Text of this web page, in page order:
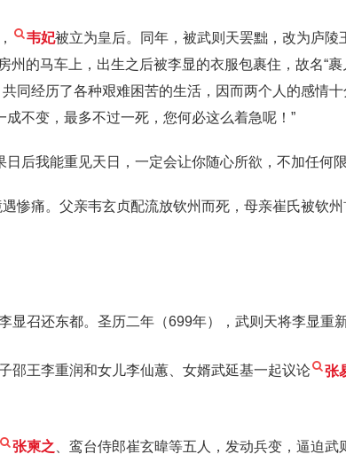
韦妃被立为皇后。同年，被武则天罢黜，改为庐
州的马车上，出生之后被李显的衣服包裹住，故名“
同经历了各种艰难困苦的生活，因而两个人的感情
成不变，最多不过一死，您何必这么着急呢！”
日后我能重见天日，一定会让你随心所欲，不加任何
惨痛。父亲韦玄贞配流放钦州而死，母亲崔氏被钦
显召还东都。圣历二年（699年），武则天将李显重新
邵王李重润和女儿李仙蕙、女婿武延基一起议论 张
张柬之 、鸾台侍郎崔玄暐等五人，发动兵变，逼迫